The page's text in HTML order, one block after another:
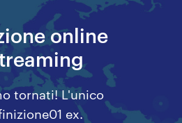
online
tornati! L'unico
ex.